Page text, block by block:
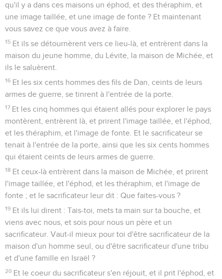
qu'il y a dans ces maisons un éphod, et des théraphim, et
une image taillée, et une image de fonte ? Et maintenant
vous savez ce que vous avez à faire.
15 Et ils se détournèrent vers ce lieu-là, et entrèrent dans la
maison du jeune homme, du Lévite, la maison de Michée, et
ils le saluèrent.
16 Et les six cents hommes des fils de Dan, ceints de leurs
armes de guerre, se tinrent à l'entrée de la porte.
17 Et les cinq hommes qui étaient allés pour explorer le pays
montèrent, entrèrent là, et prirent l'image taillée, et l'éphod,
et les théraphim, et l'image de fonte. Et le sacrificateur se
tenait à l'entrée de la porte, ainsi que les six cents hommes
qui étaient ceints de leurs armes de guerre.
18 Et ceux-là entrèrent dans la maison de Michée, et prirent
l'image taillée, et l'éphod, et les théraphim, et l'image de
fonte ; et le sacrificateur leur dit : Que faites-vous ?
19 Et ils lui dirent : Tais-toi, mets ta main sur ta bouche, et
viens avec nous, et sois pour nous un père et un
sacrificateur. Vaut-il mieux pour toi d'être sacrificateur de la
maison d'un homme seul, ou d'être sacrificateur d'une tribu
et d'une famille en Israël ?
20 Et le coeur du sacrificateur s'en réjouit, et il prit l'éphod, et